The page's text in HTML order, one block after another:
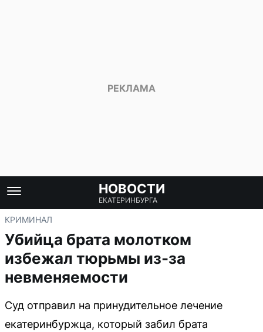
НОВОСТИ
ЕКАТЕРИНБУРГА
КРИМИНАЛ
Убийца брата молотком
избежал тюрьмы из-за
невменяемости
Суд отправил на принудительное лечение
екатеринбуржца, который забил брата